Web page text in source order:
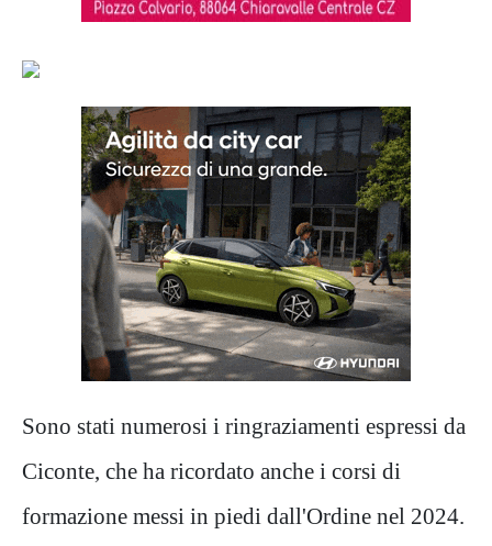
Sono stati numerosi i ringraziamenti espressi da
Ciconte, che ha ricordato anche i corsi di
formazione messi in piedi dall'Ordine nel 2024.